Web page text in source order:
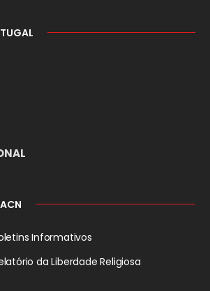
Informativos
da Liberdade Religiosa